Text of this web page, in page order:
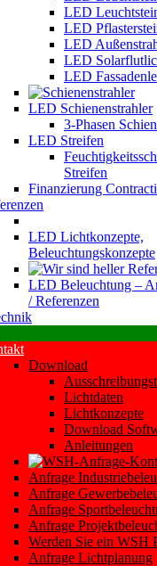
LED
LED
LED
LED
LED
LED Schienenstrahler
3-Phasen
LED Streifen
Streifen
Finanzierung
LED Lichtkonzepte,
Beleuchtungskonzepte
LED Beleuchtung –
/ Referenzen
Download
Lichtdaten
Lichtkonzepte
Download
Anleitungen
Anfrage
Anfrage
Anfrage
Anfrage
Werden Sie ein WSH
Anfrage Lichtplanung